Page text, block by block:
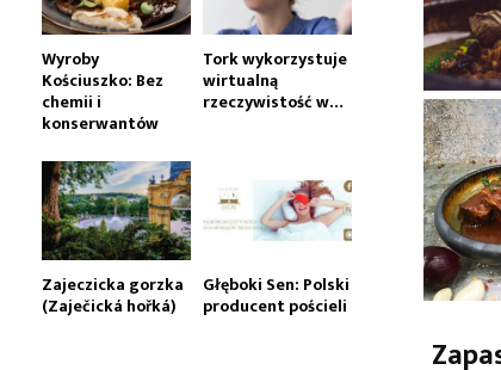
Wyroby
Kościuszko: Bez
chemii i
konserwantów
Tork wykorzystuje
wirtualną
rzeczywistość w…
Zajeczicka gorzka
(Zaječická hořká)
Głęboki Sen: Polski
producent pościeli